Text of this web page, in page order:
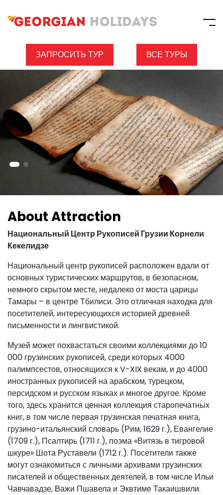
ЗАПРОСИТЬ ТУР ВСЕ ТУРЫ
About Attraction
Национальный Центр Рукописей Грузии Корнели
Кекелидзе
Национальный центр рукописей расположен вдали от
основных туристических маршрутов, в безопасном,
немного скрытом месте, недалеко от моста царицы
Тамары – в центре Тбилиси. Это отличная находка для
посетителей, интересующихся историей древней
письменности и лингвистикой.
Музей может похвастаться своими коллекциями до 10
000 грузинских рукописей, среди которых 4000
палимпсестов, относящихся к V-XIX векам, и до 4000
иностранных рукописей на арабском, турецком,
персидском и русском языках и многое другое. Кроме
того, здесь хранится ценная коллекция старопечатных
книг, в том числе первая грузинская печатная книга,
грузино-итальянский словарь (Рим, 1629 г.), Евангелие
(1709 г.), Псалтирь (1711 г.), поэма «Витязь в тигровой
шкуре» Шота Руставели (1712 г.). Посетители также
могут ознакомиться с личными архивами грузинских
писателей и общественных деятелей, в том числе Ильи
Чавчавадзе, Важи Пшавела и Эквтиме Такаишвили.